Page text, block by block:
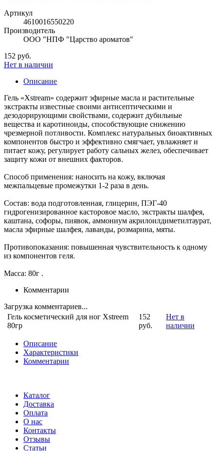
Артикул
4610016550220
Производитель
ООО "НПФ "Царство ароматов"
152 руб.
Нет в наличии
Описание
Гель «Xstream» содержит эфирные масла и растительные
экстракты известные своими антисептическими и
дезодорирующими свойствами, содержит дубильные
вещества и каротиноиды, способствующие снижению
чрезмерной потливости. Комплекс натуральных биоактивных
компонентов быстро и эффективно смягчает, увлажняет и
питает кожу, регулирует работу сальных желез, обеспечивает
защиту кожи от внешних факторов.
Способ применения: наносить на кожу, включая
межпальцевые промежутки 1-2 раза в день.
Состав: вода подготовленная, глицерин, ПЭГ-40
гидрогенизированное касторовое масло, экстракты шалфея,
каштана, софоры, пиявок, аммониум акрилоилдиметилтаурат,
масла эфирные шалфея, лаванды, розмарина, мяты.
Противопоказания: повышенная чувствительность к одному
из компонентов геля.
Масса: 80г .
Комментарии
Загрузка комментариев...
Гель косметический для ног Xstreem
80гр
152
руб.
Нет в
наличии
Описание
Характеристики
Комментарии
Каталог
Доставка
Оплата
О нас
Контакты
Отзывы
Статьи